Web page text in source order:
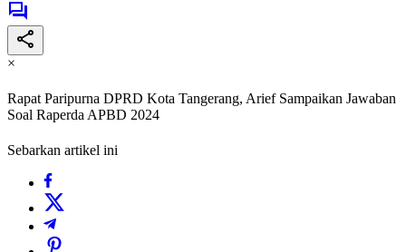
×
Rapat Paripurna DPRD Kota Tangerang, Arief Sampaikan Jawaban
Soal Raperda APBD 2024
Sebarkan artikel ini